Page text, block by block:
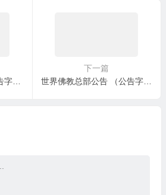
世界佛教总部公告（公告字第20200103号） 学的不是本尊认可的经书法本，难以成就
下一篇
世界佛教总部公告 （公告字第20210102号）